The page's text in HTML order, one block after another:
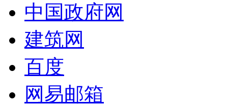
中国政府网
建筑网
百度
网易邮箱